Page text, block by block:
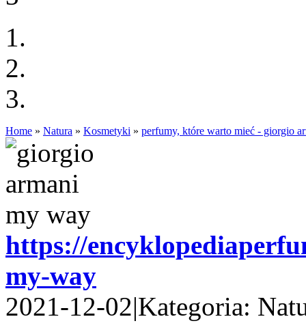
Home » Natura » Kosmetyki » perfumy, które warto mieć - giorgio
https://
my-way
2021-12-02|Kategoria: